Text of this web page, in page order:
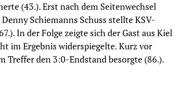
(43.). Erst nach dem Seitenwechsel
Schiemanns Schuss stellte KSV-
In der Folge zeigte sich der Gast aus Kiel
im Ergebnis widerspiegelte. Kurz vor
Treffer den 3:0-Endstand besorgte (86.).